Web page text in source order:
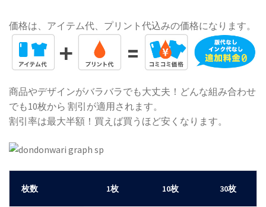
価格は、アイテム代、プリント代込みの価格になります。
商品やデザインがバラバラでも大丈夫！どんな組み合わせ
でも10枚から 割引が適用されます。
割引率は最大半額！買えば買うほど安くなります。
枚数 1枚 10枚 30枚